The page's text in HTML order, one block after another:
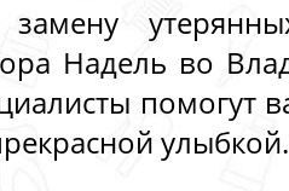
замену
Надель во
помогут
улыбкой.